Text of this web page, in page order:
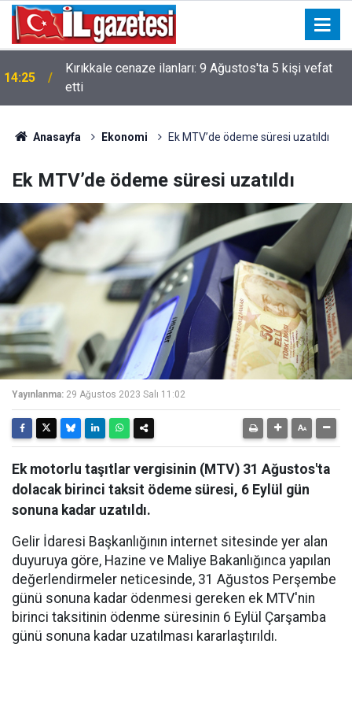
14:25
Kırıkkale cenaze ilanları: 9 Ağustos'ta 5 kişi vefat
etti
Anasayfa Ekonomi Ek MTV’de ödeme süresi uzatıldı
Ek MTV’de ödeme süresi uzatıldı
Yayınlanma: 29 Ağustos 2023 Salı 11:02
Ek motorlu taşıtlar vergisinin (MTV) 31 Ağustos'ta
dolacak birinci taksit ödeme süresi, 6 Eylül gün
sonuna kadar uzatıldı.
Gelir İdaresi Başkanlığının internet sitesinde yer alan
duyuruya göre, Hazine ve Maliye Bakanlığınca yapılan
değerlendirmeler neticesinde, 31 Ağustos Perşembe
günü sonuna kadar ödenmesi gereken ek MTV'nin
birinci taksitinin ödenme süresinin 6 Eylül Çarşamba
günü sonuna kadar uzatılması kararlaştırıldı.